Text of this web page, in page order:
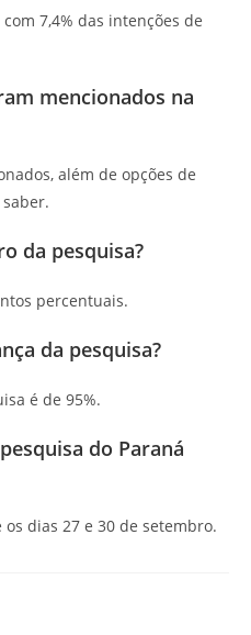
7,4% das intenções de
mencionados na
além de opções de
da pesquisa?
percentuais.
da pesquisa?
é de 95%.
do Paraná
dias 27 e 30 de setembro.